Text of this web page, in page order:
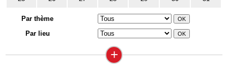
Par thème
Par lieu
+